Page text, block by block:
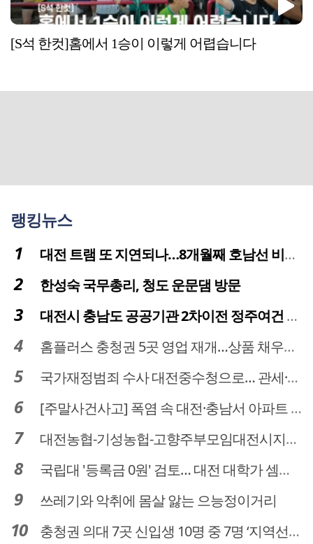
[S석 한컷]홈에서 1승이 이렇게 어렵습니다
랭킹뉴스
대전 트램 또 지연되나…8개월째 호남선 비개착공사 시공사 선정 난항
한성숙 국무총리, 청도 운문댐 방문
대전시 충남도 공공기관 2차이전 정주여건 확보 시급
홈플러스 충청권 5곳 영업 재개…상품 채우기 ‘속도전’
국가재정범죄 수사 대전중수청으로… 관세·국세 수사 전문인력 주목
[주말사건사고] 폭염 속 대전·충남서 아파트 화재·정전 잇따라…주민 대피·불편
대전농협-기성농헙-고향주부모임대전시지회, 이심점심 중식지원 봉사활동
국립대 '등록금 0원' 검토… 대전 대학가 셈법 복잡
쓰레기와 악취에 몸살 앓는 으능정이거리
충청권 의대 7곳 신입생 10명 중 7명 ‘지역선발’… 대전도 69.7%